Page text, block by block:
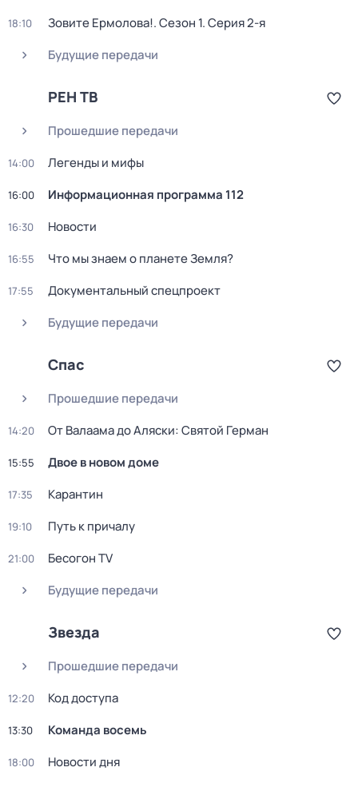
18:10 Зовите Ермолова!. Сезон 1. Серия 2-я
Будущие передачи
РЕН ТВ
Прошедшие передачи
14:00 Легенды и мифы
16:00 Информационная программа 112
16:30 Новости
16:55 Что мы знаем о планете Земля?
17:55
Документальный спецпроект
Будущие передачи
Спас
Прошедшие передачи
14:20 От Валаама до Аляски: Святой Герман
15:55 Двое в новом доме
17:35 Карантин
19:10 Путь к причалу
21:00
Бесогон TV
Будущие передачи
Звезда
Прошедшие передачи
12:20 Код доступа
13:30 Команда восемь
18:00
Новости дня